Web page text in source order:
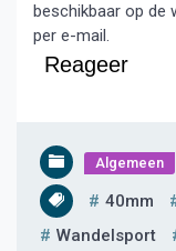
beschikbaar op de
per e-mail.
Reageer
Algemeen
40mm
Wandelsport